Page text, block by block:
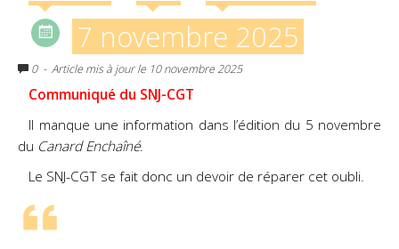
7 novembre 2025
0 - Article mis à jour le 10 novembre 2025
Communiqué du SNJ-CGT
Il manque une information dans l’édition du 5 novembre
du Canard Enchaîné.
Le SNJ-CGT se fait donc un devoir de réparer cet oubli.